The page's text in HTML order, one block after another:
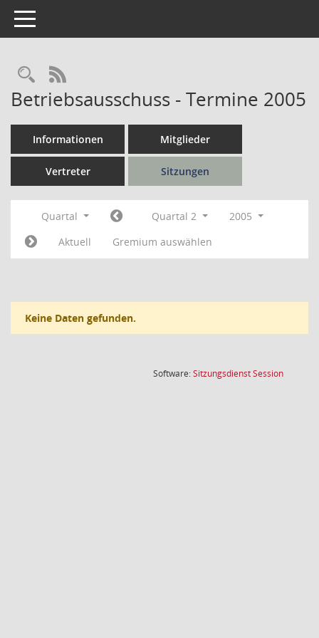
Toggle navigation
Rechercheauswahl
RSS-Feed
Betriebsausschuss - Termine 2005
Informationen Mitglieder
Vertreter Sitzungen
Quartal Quartal 2
2005
Aktuell
Gremium auswählen
Keine Daten gefunden.
Software:SitzungsdienstSession(Wird in